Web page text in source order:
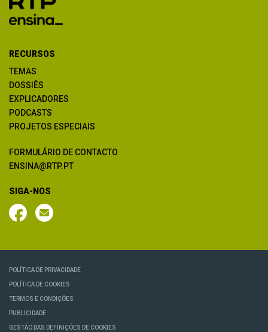
RECURSOS
TEMAS
DOSSIÊS
EXPLICADORES
PODCASTS
PROJETOS ESPECIAIS
FORMULÁRIO DE CONTACTO
ENSINA@RTP.PT
SIGA-NOS
POLÍTICA DE PRIVACIDADE
POLÍTICA DE COOKIES
TERMOS E CONDIÇÕES
PUBLICIDADE
GESTÃO DAS DEFINIÇÕES DE COOKIES